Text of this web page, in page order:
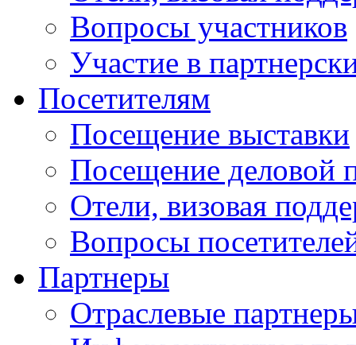
Вопросы участников
Участие в
Посетителям
Посещение выставки
Посещение деловой
Отели, визовая
Вопросы
Партнеры
Отраслевые